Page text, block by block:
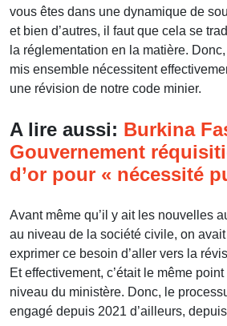
vous êtes dans une dynamique de
et bien d’autres, il faut que cela se
la réglementation en la matière.
mis ensemble nécessitent
une révision de notre code minier.
A lire aussi: Burkina
Gouvernement
d’or pour « nécessité
Avant même qu’il y ait les nouvelles
au niveau de la société civile, on
exprimer ce besoin d’aller vers la
Et effectivement, c’était le même
niveau du ministère. Donc, le
engagé depuis 2021 d’ailleurs,